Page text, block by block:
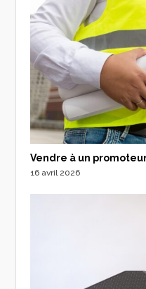
Vendre à un
16 avril 2026